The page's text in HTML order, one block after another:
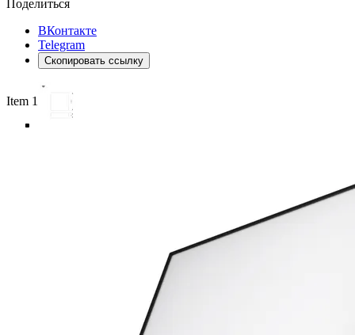
Поделиться
ВКонтакте
Telegram
Скопировать ссылку
Item 1 of 6